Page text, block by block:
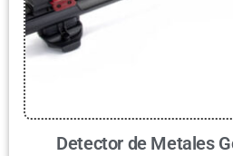
Detector de Metales